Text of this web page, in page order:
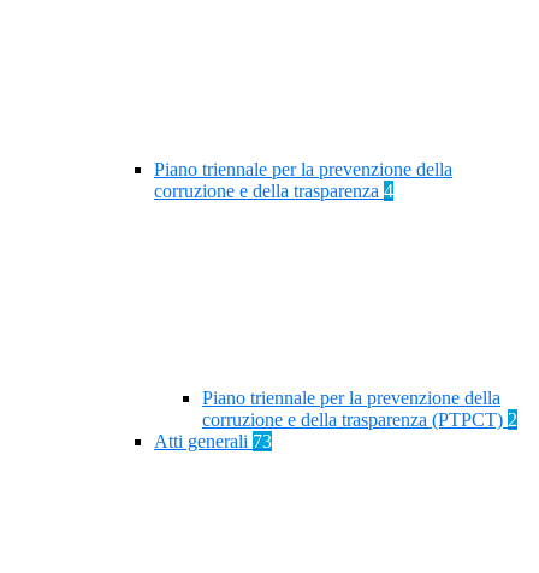
Piano triennale per la prevenzione della
corruzione e della trasparenza 4
Piano triennale per la prevenzione della
corruzione e della trasparenza (PTPCT) 2
Atti generali 73